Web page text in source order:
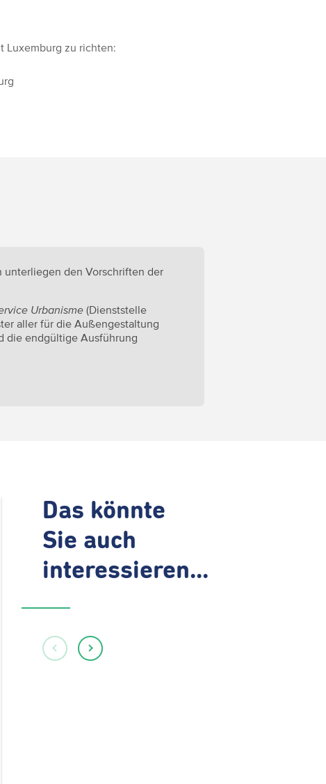
Luxemburg zu richten:
unterliegen den Vorschriften der
Urbanisme (Dienststelle
aller für die Außengestaltung
die endgültige Ausführung
Das könnte
Sie auch
interessieren...